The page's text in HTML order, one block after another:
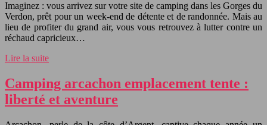
Imaginez : vous arrivez sur votre site de camping dans les Gorges du
Verdon, prêt pour un week-end de détente et de randonnée. Mais au
lieu de profiter du grand air, vous vous retrouvez à lutter contre un
réchaud capricieux…
Lire la suite
Camping arcachon emplacement tente :
liberté et aventure